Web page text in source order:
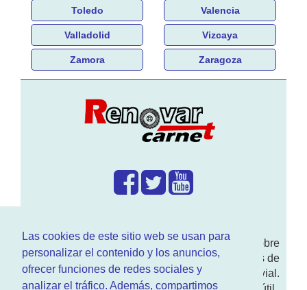
Las cookies de este sitio web se usan para
personalizar el contenido y los anuncios,
ofrecer funciones de redes sociales y
analizar el tráfico. Además, compartimos
Toledo Valencia
Valladolid Vizcaya
Zamora Zaragoza
Enwww.RenovarCarnet.comTe contamos sobre
larenovación del permisode conducir, noticias de
actualidad motor y sobre todo seguridad vial.